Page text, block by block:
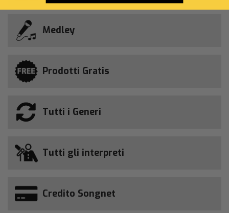
Medley
Prodotti Gratis
Tutti i Generi
Tutti gli interpreti
Credito Songnet